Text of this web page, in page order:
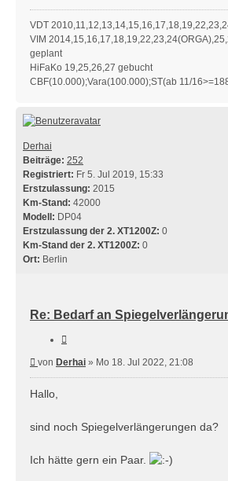
VDT
VIM
geplant
HiFaKo 19,25,26,27 gebucht
CBF(10.000);Vara(100.000);ST(ab 11/
Derhai
Beiträge: 252
Registriert: Fr 5. Jul 2019, 15:33
Erstzulassung: 2015
Km-Stand: 42000
Modell: DP04
Erstzulassung der 2. XT1200Z: 0
Km-Stand der 2. XT1200Z: 0
Ort: Berlin
Re: Bedarf an
Beitrag
von Derhai » Mo 18. Jul 2022, 21:08
Hallo,
sind noch Spiegelverlängerungen da?
Ich hätte gern ein Paar.